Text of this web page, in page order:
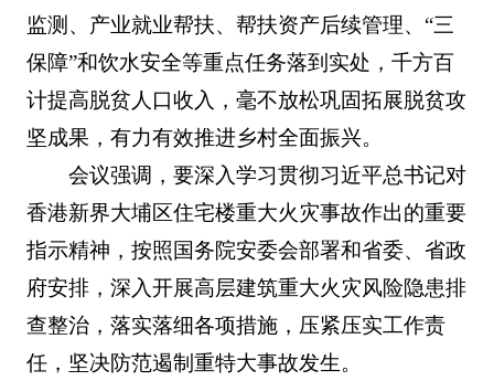
监测、产业就业帮扶、帮扶资产后续管理、“三
保障”和饮水安全等重点任务落到实处，千方百
计提高脱贫人口收入，毫不放松巩固拓展脱贫攻
坚成果，有力有效推进乡村全面振兴。
会议强调，要深入学习贯彻习近平总书记对
香港新界大埔区住宅楼重大火灾事故作出的重要
指示精神，按照国务院安委会部署和省委、省政
府安排，深入开展高层建筑重大火灾风险隐患排
查整治，落实落细各项措施，压紧压实工作责
任，坚决防范遏制重特大事故发生。